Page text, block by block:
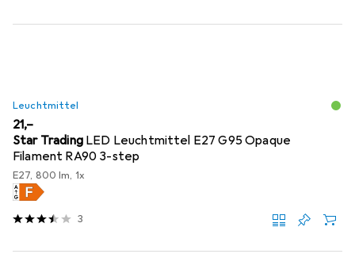
Leuchtmittel
EUR
21,–
Star Trading LED Leuchtmittel E27 G95 Opaque
Filament RA90 3-step
E27, 800 lm, 1x
3